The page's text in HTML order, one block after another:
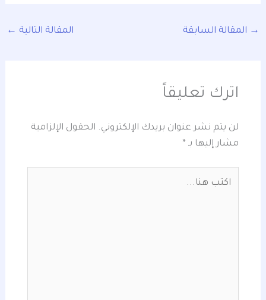
→ المقالة السابقة المقالة التالية ←
اترك تعليقاً
لن يتم نشر عنوان بريدك الإلكتروني. الحقول الإلزامية
مشار إليها بـ *